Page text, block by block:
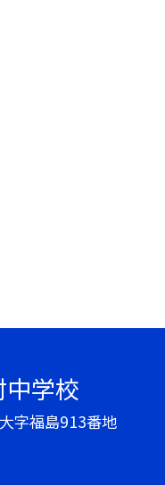
学校
字福島913番地